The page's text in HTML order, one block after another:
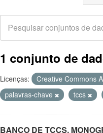
1 conjunto de
Licenças: Creative Commons
palavras-chave
tccs
BANCO DE TCCS,